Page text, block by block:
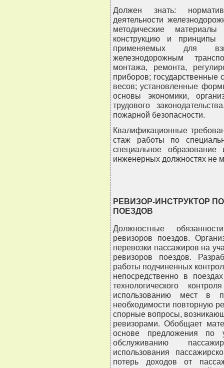
Должен знать:
деятельности
методические
конструкцию и принципы
применяемых для
железнодорожным
монтажа, ремонта,
приборов; государственные
весов; установленные
основы экономики,
трудового
пожарной безопасности.
Квалификационные
стаж работы по
специальное
инженерных должностях не
РЕВИЗОР-ИНСТРУКТОР
ПОЕЗДОВ
Должностные
ревизоров поездов.
перевозки пассажиров на
ревизоров поездов.
работы подчиненных
непосредственно в
технологического
использованию мест в
необходимости повторную
спорные вопросы,
ревизорами. Обобщает
основе предложения по
обслуживанию
использования
потерь доходов от